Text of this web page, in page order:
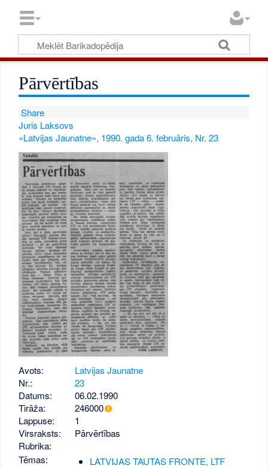
Pārvērtības
Share
Juris Laksovs
«Latvijas Jaunatne», 1990. gada 6. februāris, Nr. 23
Avots:
Latvijas Jaunatne
Nr.:
23
Datums:
06.02.1990
Tirāža:
246000
Lappuse:
1
Virsraksts:
Pārvērtības
Rubrika:
Tēmas:
LATVIJAS TAUTAS FRONTE, LTF